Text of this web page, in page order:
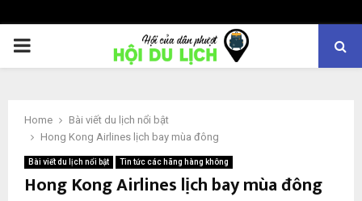
PRIMARY
Home
Bài viết du lịch nổi bật
Hong Kong Airlines lịch bay mùa đông
Bài viết du lịch nổi bật Tin tức các hãng hàng không
Hong Kong Airlines lịch bay mùa đông